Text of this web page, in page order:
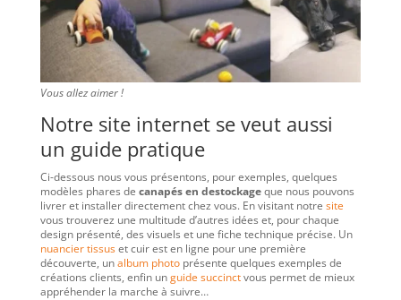
Vous allez aimer !
Notre site internet se veut aussi
un guide pratique
Ci-dessous nous vous présentons, pour exemples, quelques
modèles phares de canapés en destockageque nous pouvons
livrer et installer directement chez vous. En visitant notre site
vous trouverez une multitude d’autres idées et, pour chaque
design présenté, des visuels et une fiche technique précise. Un
nuancier tissuset cuir est en ligne pour une première
découverte, unalbum photoprésente quelques exemples de
créations clients, enfin unguide succinctvous permet de mieux
appréhender la marche à suivre…